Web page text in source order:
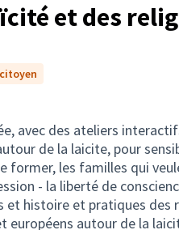
et des
avec des ateliers
de la laicite, pour
former, les familles qui
- la liberté de
et histoire et pratiques des
autour de la